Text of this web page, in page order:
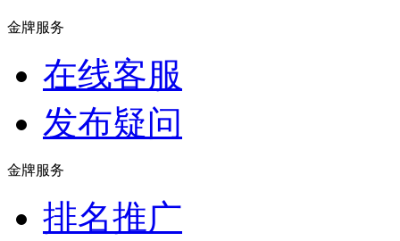
金牌服务
在线客服
发布疑问
金牌服务
排名推广